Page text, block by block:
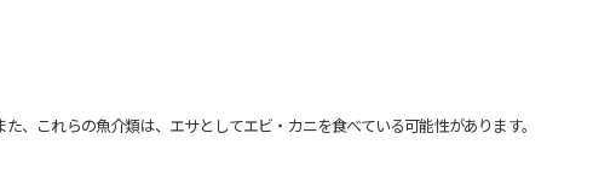
これらの魚介類は、エサとしてエビ・カニを食べている可能性があります。